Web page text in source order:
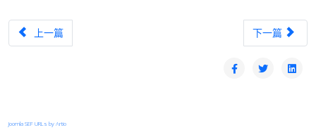
上一篇文章：【漏洞預警】CISA新增3個已知遭駭客利用之漏洞至
上一篇 下一篇文章：
下一篇
Joomla SEF URLs by Artio